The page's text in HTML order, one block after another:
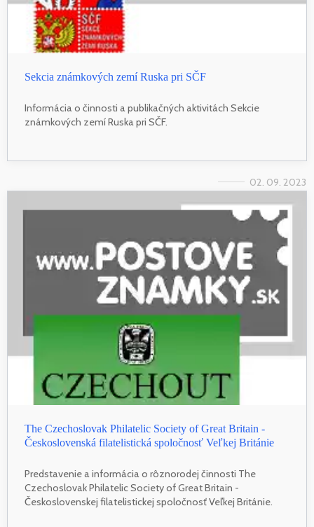
Sekcia známkových zemí Ruska pri SČF
Informácia o činnosti a publikačných aktivitách Sekcie
známkových zemí Ruska pri SČF.
02. 09. 2023
The Czechoslovak Philatelic Society of Great Britain -
Československá filatelistická spoločnosť Veľkej Británie
Predstavenie a informácia o rôznorodej činnosti The
Czechoslovak Philatelic Society of Great Britain -
Československej filatelistickej spoločnosť Veľkej Británie.